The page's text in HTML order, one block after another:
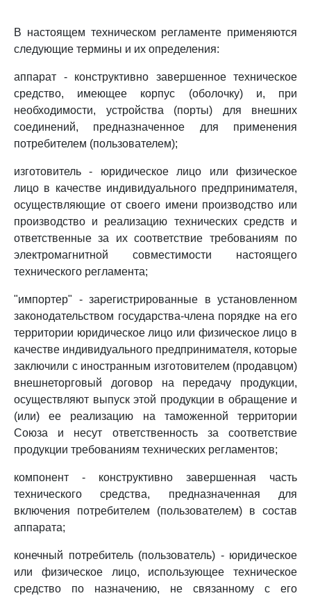
В настоящем техническом регламенте применяются
следующие термины и их определения:
аппарат - конструктивно завершенное техническое
средство, имеющее корпус (оболочку) и, при
необходимости, устройства (порты) для внешних
соединений, предназначенное для применения
потребителем (пользователем);
изготовитель - юридическое лицо или физическое
лицо в качестве индивидуального предпринимателя,
осуществляющие от своего имени производство или
производство и реализацию технических средств и
ответственные за их соответствие требованиям по
электромагнитной совместимости настоящего
технического регламента;
"импортер" - зарегистрированные в установленном
законодательством государства-члена порядке на его
территории юридическое лицо или физическое лицо в
качестве индивидуального предпринимателя, которые
заключили с иностранным изготовителем (продавцом)
внешнеторговый договор на передачу продукции,
осуществляют выпуск этой продукции в обращение и
(или) ее реализацию на таможенной территории
Союза и несут ответственность за соответствие
продукции требованиям технических регламентов;
компонент - конструктивно завершенная часть
технического средства, предназначенная для
включения потребителем (пользователем) в состав
аппарата;
конечный потребитель (пользователь) - юридическое
или физическое лицо, использующее техническое
средство по назначению, не связанному с его